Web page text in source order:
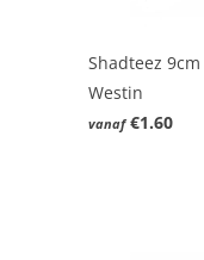
Shadteez 9cm
Westin
vanaf €1.60